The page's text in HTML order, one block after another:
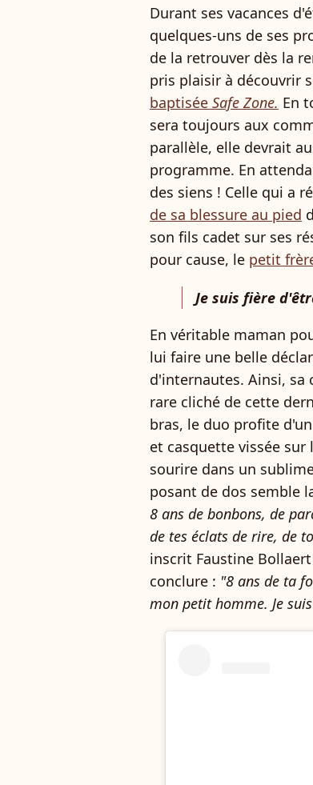
Durant ses vacances
quelques-uns de ses
de la retrouver dès la
pris plaisir à découvrir
baptisée Safe Zone. En
sera toujours aux
parallèle, elle devrait
programme. En
des siens ! Celle qui a
de sa blessure au pied
son fils cadet sur ses
pour cause, le petit
Je suis fière
En véritable maman
lui faire une belle
d'internautes. Ainsi, sa
rare cliché de cette
bras, le duo profite
et casquette vissée
sourire dans un
posant de dos semble
8 ans de bonbons, de
de tes éclats de rire, de
inscrit Faustine
conclure : "8 ans de ta
mon petit homme. Je